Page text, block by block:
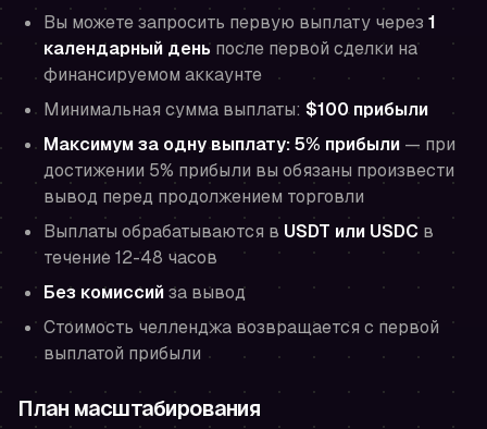
Вы можете запросить первую выплату через 1
календарный день после первой сделки на
финансируемом аккаунте
Минимальная сумма выплаты: $100 прибыли
Максимум за одну выплату: 5% прибыли — при
достижении 5% прибыли вы обязаны произвести
вывод перед продолжением торговли
Выплаты обрабатываются в USDT или USDC в
течение 12-48 часов
Без комиссийза вывод
Стоимость челленджа возвращается с первой
выплатой прибыли
План масштабирования